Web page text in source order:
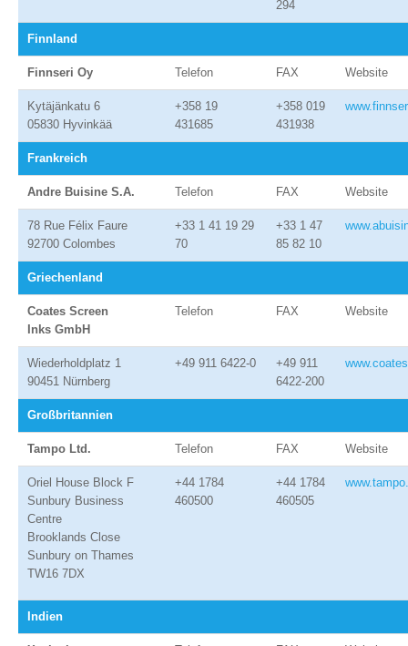
294
Finnland
Finnseri Oy Telefon FAX Website
Kytäjänkatu 6
05830 Hyvinkää
+358 19
431685
+358 019
431938
Frankreich
Andre Buisine S.A. Telefon FAX Website
78 Rue Félix Faure
92700 Colombes
+33 1 41 19 29
70
+33 1 47
85 82 10
Griechenland
Coates Screen
Inks GmbH
Telefon FAX Website
Wiederholdplatz 1
90451 Nürnberg
+49 911 6422-0
+49 911
6422-200
Großbritannien
Tampo Ltd. Telefon FAX Website
Oriel House Block F
Sunbury Business
Centre
Brooklands Close
Sunbury on Thames
TW16 7DX
+44 1784
460500
+44 1784
460505
Indien